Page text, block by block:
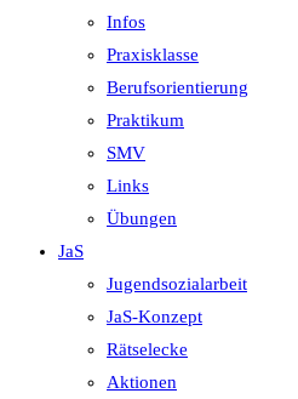
Infos
Praxisklasse
Berufsorientierung
Praktikum
SMV
Links
Übungen
JaS
Jugendsozialarbeit
JaS-Konzept
Rätselecke
Aktionen